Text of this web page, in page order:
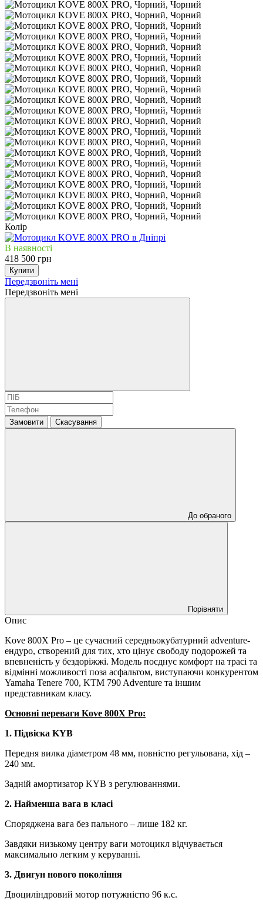
Колір
В наявності
418 500 грн
Купити
Передзвоніть мені
Передзвоніть мені
Замовити Скасування
До обраного
Порівняти
Опис
Kove 800X Pro – це сучасний середньокубатурний adventure-
ендуро, створений для тих, хто цінує свободу подорожей та
впевненість у бездоріжжі. Модель поєднує комфорт на трасі та
відмінні можливості поза асфальтом, виступаючи конкурентом
Yamaha Tenere 700, KTM 790 Adventure та іншим
представникам класу.
Основні переваги Kove 800X Pro:
1. Підвіска KYB
Передня вилка діаметром 48 мм, повністю регульована, хід –
240 мм.
Задній амортизатор KYB з регулюваннями.
2. Найменша вага в класі
Споряджена вага без пального – лише 182 кг.
Завдяки низькому центру ваги мотоцикл відчувається
максимально легким у керуванні.
3. Двигун нового покоління
Двоциліндровий мотор потужністю 96 к.с.